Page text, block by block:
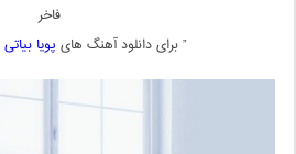
فاخر
” برای دانلود آهنگ های پویا بیاتی